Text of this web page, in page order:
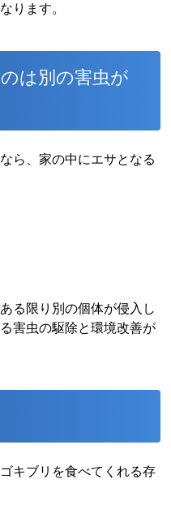
ります。
は別の害虫が
ら、家の中にエサとなる
る限り別の個体が侵入し
害虫の駆除と環境改善が
キブリを食べてくれる存